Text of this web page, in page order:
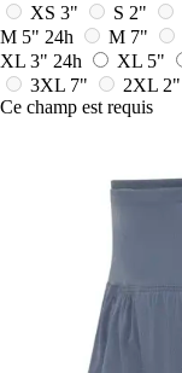
XS 3"
S 2"
M 5" 24h M 7"
XL 3" 24h XL 5"
3XL 7"
2XL 2"
Ce champ est requis